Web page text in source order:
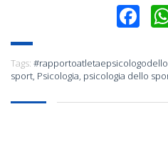
Tags:
sport, Psicologia, psicologia dello